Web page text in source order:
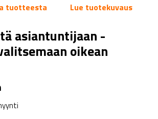
tuotteesta
Lue tuotekuvaus
asiantuntijaan -
oikean